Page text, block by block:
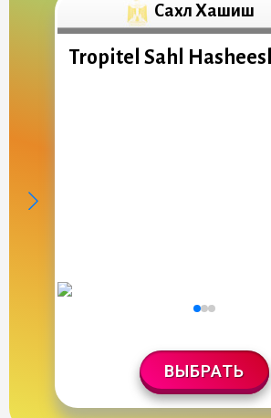
Сахл Хашиш
Tropitel Sahl
ВЫБРАТЬ